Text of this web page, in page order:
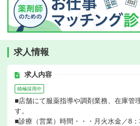
求人情報
求人内容
積極採用中
■店舗にて服薬指導や調剤業務、在庫管
す。
■診療（営業）時間・・・月火水金／8